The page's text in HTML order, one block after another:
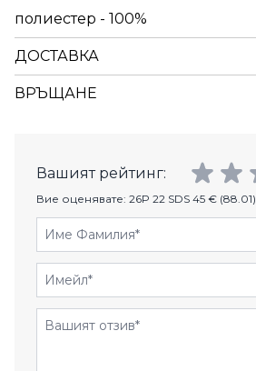
полиестер - 100%
ДОСТАВКА
ВРЪЩАНЕ
Вашият рейтинг:
Вие оценявате: 26P 22 SDS 45 € (88.01)
Име Фамилия
Имейл
Отзиви